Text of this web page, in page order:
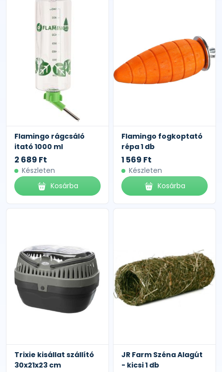
Flamingo rágcsáló
itató 1000 ml
2 689 Ft
Készleten
Kosárba
Flamingo fogkoptató
répa 1 db
1 569 Ft
Készleten
Kosárba
Trixie kisállat szállító
30x21x23 cm
JR Farm Széna Alagút
- kicsi 1 db